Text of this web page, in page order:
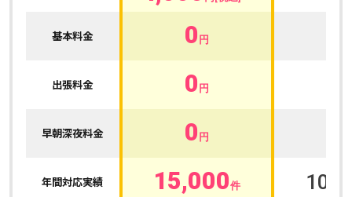
基本料金 0 円
出張料金 0 円
早朝深夜料金 0 円
年間対応実績 15,000件